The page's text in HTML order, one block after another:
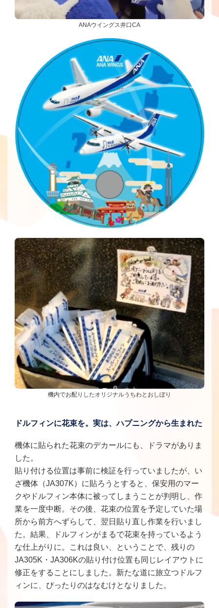
ANAウイングス井口CA
機内でお配りしたオリジナルうちわとおしぼり
ドルフィンに花束を。実は、ハプニングから生まれた
機体に貼られた花束のデカールにも、ドラマがありま
した。
貼り付ける位置は事前に検証を行っていましたが、い
ざ機体（JA307K）に貼ろうとすると、保安用のマー
クやドルフィン本体に被ってしまうことが判明し、作
業を一度中断。その後、花束の位置を予定していた場
所から前方へずらして、翌日貼り直し作業を行いまし
た。結果、ドルフィンがまるで花束を持っているよう
な仕上がりに。これは良い、ということで、残りの
JA305K・JA306Kの貼り付け位置も同じレイアウトに
修正をすることにしました。新たな道に旅立つドルフ
ィンに、ぴったりのはなむけとなりました。